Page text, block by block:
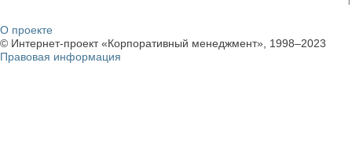
О проекте
© Интернет-проект «Корпоративный менеджмент», 1998–2023
Правовая информация